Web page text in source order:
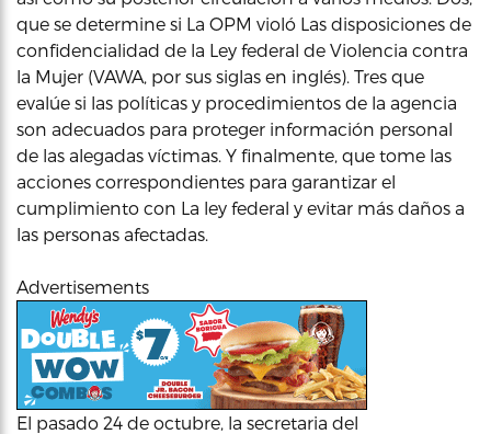
que se determine si La OPM violó Las disposiciones de
confidencialidad de la Ley federal de Violencia contra
la Mujer (VAWA, por sus siglas en inglés). Tres que
evalúe si las políticas y procedimientos de la agencia
son adecuados para proteger información personal
de las alegadas víctimas. Y finalmente, que tome las
acciones correspondientes para garantizar el
cumplimiento con La ley federal y evitar más daños a
las personas afectadas.
Advertisements
El pasado 24 de octubre, la secretaria del